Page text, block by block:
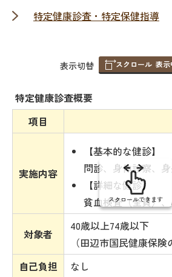
特定健康診査・特定保健指導
表
み
の
表示切替 スクロール 表示
特定健康診査概要
項目
実施内容
【基本的な健診】
問診、身体診察、
【詳細な健診】
貧血検査（全員）
対象者
40歳以上74歳以下
（田辺市国民健康保
自己負担
なし
スクロールできます